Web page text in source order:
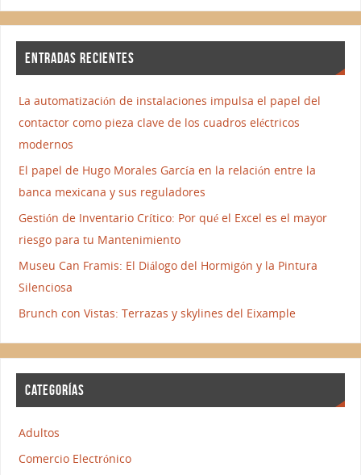
ENTRADAS RECIENTES
La automatización de instalaciones impulsa el papel del
contactor como pieza clave de los cuadros eléctricos
modernos
El papel de Hugo Morales García en la relación entre la
banca mexicana y sus reguladores
Gestión de Inventario Crítico: Por qué el Excel es el mayor
riesgo para tu Mantenimiento
Museu Can Framis: El Diálogo del Hormigón y la Pintura
Silenciosa
Brunch con Vistas: Terrazas y skylines del Eixample
CATEGORÍAS
Adultos
Comercio Electrónico